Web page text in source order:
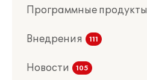
Программные продукты
Внедрения
Новости